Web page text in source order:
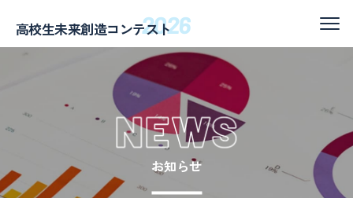
高校生未来創造コンテスト
2026
お知らせ